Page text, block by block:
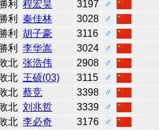
利 程宏昊 3197
♂
利 秦佳林 3028
♂
利 胡子豪 3116
♂
利 李华嵩 3024
♂
北 张浩伟 2908
♂
北 王硕(03) 3115
♂
北 蔡竞 3398
♂
北 刘兆哲 3339
♂
北 李必奇 3176
♂